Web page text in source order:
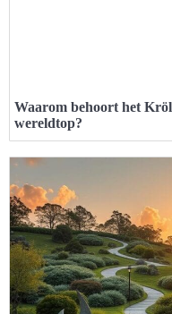
Waarom behoort het
wereldtop?